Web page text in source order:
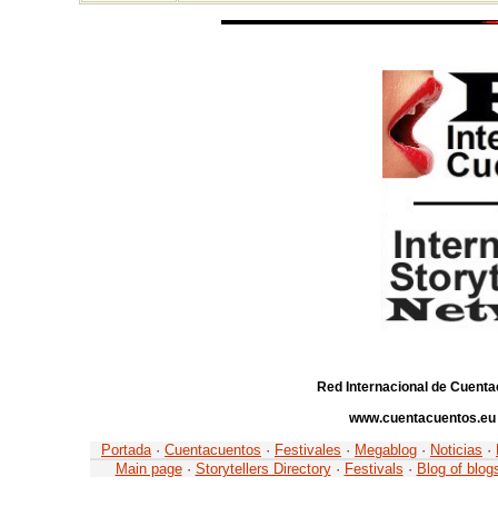
Red Internacional de
Portada · Cuentacuentos · Festivales · Megablog · Noticias ·
Main page · Storytellers Directory · Festivals · Blog of